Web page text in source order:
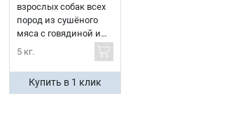
взрослых собак всех
пород из сушёного
мяса с говядиной и
свининой
5 кг.
Купить в 1 клик